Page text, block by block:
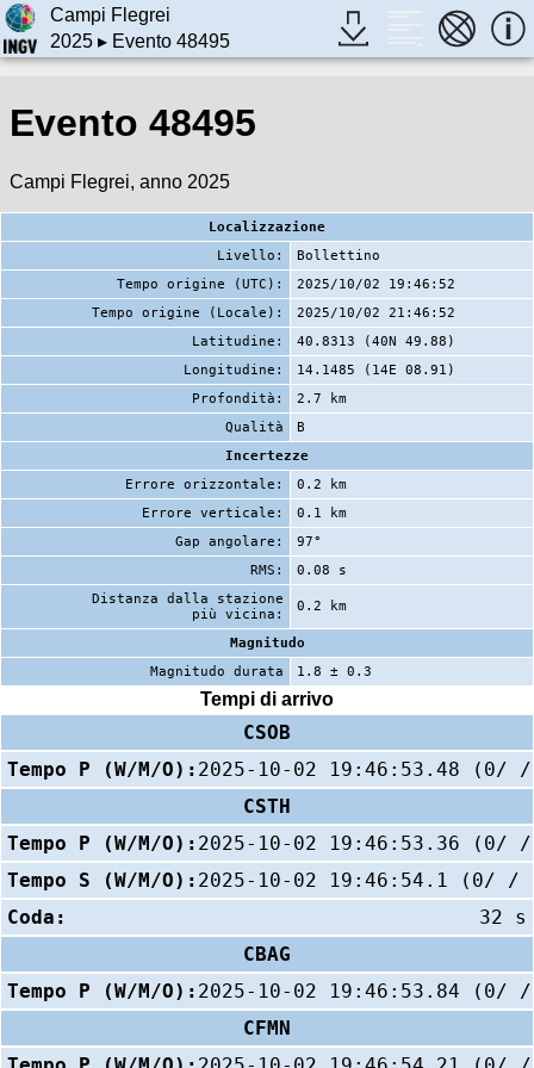
Campi Flegrei
2025▸ Evento 48495
Evento 48495
Campi Flegrei, anno 2025
Localizzazione
Livello:
Bollettino
Tempo origine (UTC):
2025/10/02 19:46:52
Tempo origine (Locale):
2025/10/02 21:46:52
Latitudine:
40.8313 (40N 49.88)
Longitudine:
14.1485 (14E 08.91)
Profondità:
2.7 km
Qualità
B
Incertezze
Errore orizzontale:
0.2 km
Errore verticale:
0.1 km
Gap angolare:
97°
RMS:
0.08 s
Distanza dalla stazione
più vicina:
0.2 km
Magnitudo
Magnitudo durata
1.8 ± 0.3
Tempi di arrivo
CSOB
Tempo P (W/M/O): 2025-10-02 19:46:53.48 (0/
CSTH
Tempo P (W/M/O): 2025-10-02 19:46:53.36 (0/
Tempo S (W/M/O): 2025-10-02 19:46:54.1 (0/ /
Coda:
32 s
CBAG
Tempo P (W/M/O): 2025-10-02 19:46:53.84 (0/
CFMN